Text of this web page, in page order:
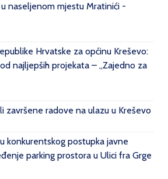
naseljenom mjestu Mratinići -
Hrvatske za općinu Kreševo:
najljepših projekata – „Zajedno za
završene radove na ulazu u Kreševo
konkurentskog postupka javne
parking prostora u Ulici fra Grge